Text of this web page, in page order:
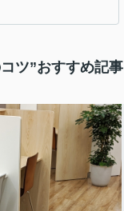
ツ”おすすめ記事